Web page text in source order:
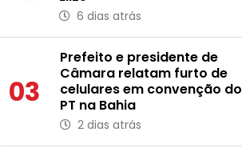
6 dias atrás
03
Prefeito e presidente de
Câmara relatam furto de
celulares em convenção do
PT na Bahia
2 dias atrás